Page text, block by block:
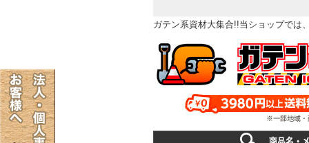
ガテン系資材大集合!!当ショップでは